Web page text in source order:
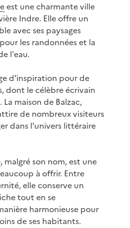
est une charmante ville
Indre. Elle offre un
avec ses paysages
les randonnées et la
l'eau.
d'inspiration pour de
dont le célèbre écrivain
maison de Balzac,
de nombreux visiteurs
dans l'univers littéraire
, malgré son nom, est une
à offrir. Entre
elle conserve un
tout en se
harmonieuse pour
de ses habitants.